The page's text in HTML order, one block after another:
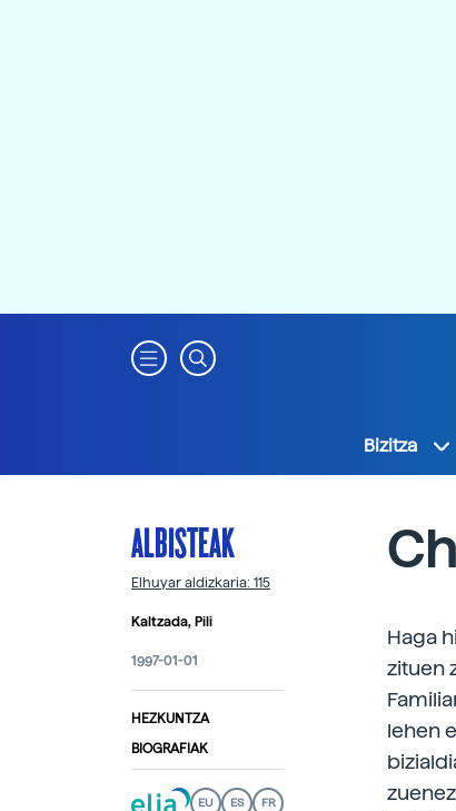
Bizitza
ALBISTEAK
Elhuyar aldizkaria: 115
Kaltzada, Pili
1997-01-01
HEZKUNTZA
BIOGRAFIAK
EU ES FR
Haga
zituen
lehen